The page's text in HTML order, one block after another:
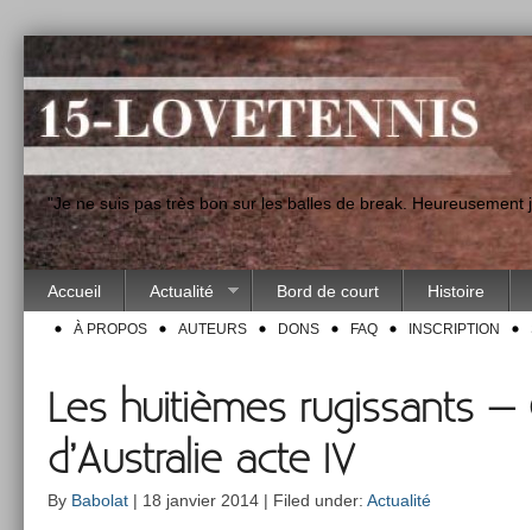
"Je ne suis pas très bon sur les balles de break.
Accueil Actualité Bord de court Histoire
À PROPOS AUTEURS DONS FAQ INSCRIPTION
Les huitièmes rugissants –
d’Australie acte IV
By Babolat | 18 janvier 2014 | Filed under: Actualité